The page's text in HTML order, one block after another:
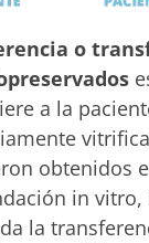
o
a la
obtenidos
in
la